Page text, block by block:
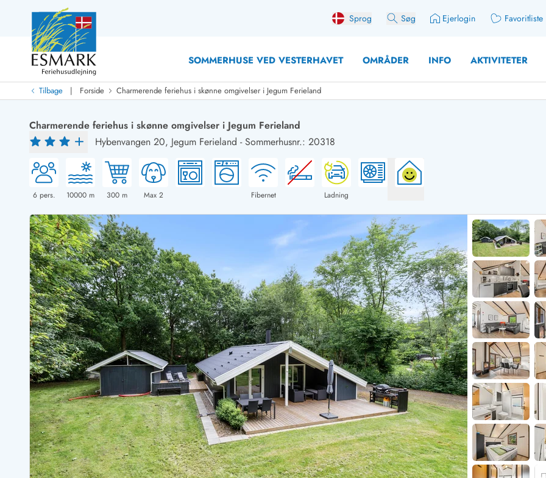
Sprog Søg Ejerlogin Favoritliste
SOMMERHUSE VED VESTERHAVET OMRÅDER INFO AKTIVITETER
Last Minute
Last minute
Nyheder
Nyheder hos Esmark Med swimmingpoolSommerhuse med hund
Nyrenoverede sommerhuse
Sommerhuse med slutrengøring inklusive
Sommerhuse tæt ved vandet
Nybyggede sommerhuse
Sommerhuse med sauna
Røgfrie/ikke-ryger sommerhuse
Sommerhuse med udsigt
Sommerhuse med spa
Sommerhuse med fredagsskift
Sommerhuse med lørdagsskift
Sommerhuse med søndagsskift
Sommerhuse med plads til fangsten
Sommerhuse med aktivitetsrum
Luksussommerhuse
Sommerhuse med ydersæsonrabat
Sommerhuse for 2 personer
Sommerhuse for 4 Personer
Sommerhuse for 6 Personer
Sommerhuse for 8 Personer
Sommerhuse i
Sommerhuse i
Sommerhuse i
Sommerhuse i
Sommerhuse i juleferien
Sommerhuse til nytår
Sommerhuse i BjerregårdSommerhuse i BlåvandSommerhuse i Hvide SandeSommerhuse i Søndervig
Sommerhuse i Årgab
Sommerhuse i Arrild
Sommerhuse i Bjerregård
Sommerhuse i Blåvand
Sommerhuse i Bork Havn
Sommerhuse i Fjand
Sommerhuse på Fanø
Sommerhuse i Grærup Strand
Sommerhuse i Haurvig
Sommerhuse i Henne Strand
Sommerhuse i Ho
Sommerhuse i Houstrup
Sommerhuse i Houvig
Sommerhus på Holmsland Klit
Sommerhuse på Holmsland
Sommerhuse i Hvide Sande
Sommerhuse i Jegum
Sommerhuse i Klegod
Sommerhuse i Lodbjerg
Sommerhuse i Nr.
Sommerhuse på Rømø
Sommerhuse i Søndervig
Sommerhuse i Skodbjerge
Sommerhuse i
Sommerhuse i Vedersø
Sommerhuse i Vejers
Sommerhuse i Vester
Tilbage | Forside Charmerende feriehus i skønne omgivelser i Jegum Ferieland
Charmerende feriehus i skønne omgivelser i Jegum Ferieland
Hybenvangen 20, Jegum Ferieland -Sommerhusnr.: 20318
6pers. 10000 m 300 m Max 2 Fibernet Ladning